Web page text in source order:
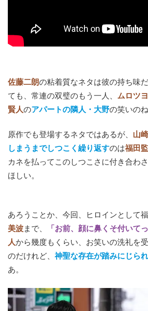
佐藤二朗の粘着質なネタは彼の持ち味
ても、常連の双璧のもう一人、 ムロツ
賢人のアパートの隣人・大野の笑いの
原作でも登場するネタではあるが、 山
しまうまでしつこく繰り返すのは福田
カネを払ってこのしつこさに付き合わ
ほしい。
あろうことか、今回、ヒロインとして
美波まで、 「お前、顔に鼻くそ付いてっ
人から幾度もくらい、お笑いの洗礼を
のだけれど、神聖な存在が踏みにじら
あ。